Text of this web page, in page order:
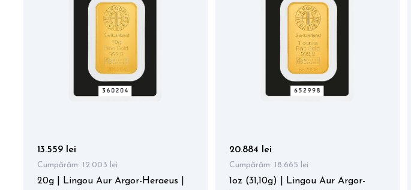
13.559 lei
Cumpărăm: 12.003 lei
20g | Lingou Aur Argor-Heraeus |
20.884 lei
Cumpărăm: 18.665 lei
1oz (31,10g) | Lingou Aur Argor-